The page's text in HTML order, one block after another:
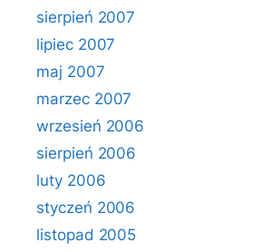
sierpień 2007
lipiec 2007
maj 2007
marzec 2007
wrzesień 2006
sierpień 2006
luty 2006
styczeń 2006
listopad 2005